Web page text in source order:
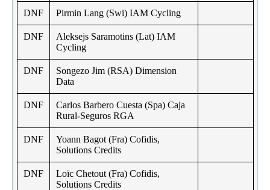
DNF Pirmin Lang (Swi) IAM Cycling
DNF
Aleksejs Saramotins (Lat) IAM
Cycling
DNF
Songezo Jim (RSA) Dimension
Data
DNF
Carlos Barbero Cuesta (Spa) Caja
Rural-Seguros RGA
DNF
Yoann Bagot (Fra) Cofidis,
Solutions Credits
DNF
Loïc Chetout (Fra) Cofidis,
Solutions Credits